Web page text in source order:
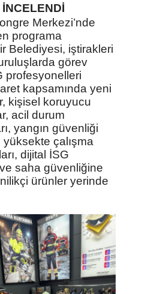
Merkezi’nde
programa
Belediyesi, iştirakleri
görev
profesyonelleri
kapsamında yeni
kişisel koruyucu
acil durum
yangın güvenliği
çalışma
dijital İSG
saha güvenliğine
ürünler yerinde